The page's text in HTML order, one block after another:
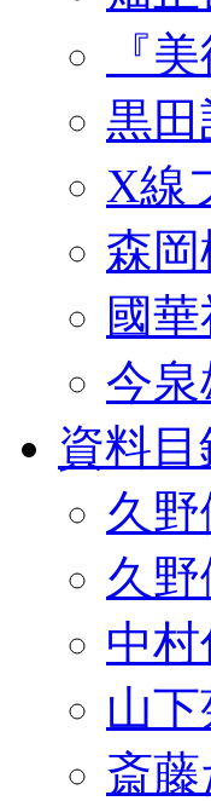
『
黒
X線
森
國
今泉
資料目
久
久
中
山
斎